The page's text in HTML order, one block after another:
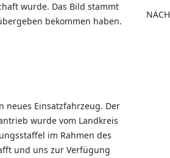
wurde. Das Bild stammt
bekommen haben.
neues Einsatzfahrzeug. Der
wurde vom Landkreis
im Rahmen des
und uns zur Verfügung